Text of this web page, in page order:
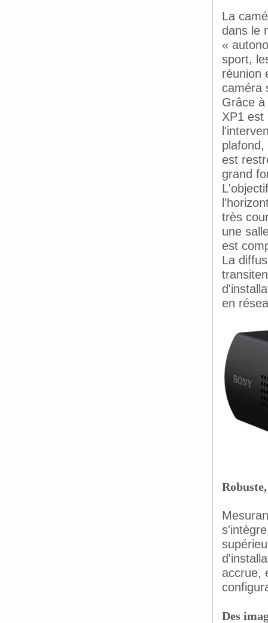
La
dans le
«
sport,
réunion
caméra
Grâce
XP1 est
est
grand
très
une
est
La
en
srg-
accrue,
Des